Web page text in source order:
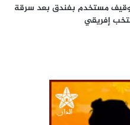
توقيف مستخدم بفندق بعد سرقة
إفريقي